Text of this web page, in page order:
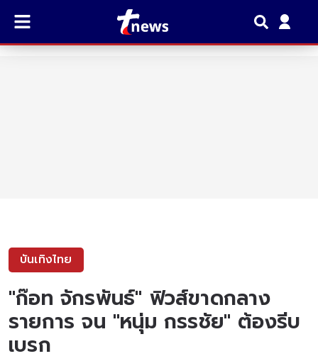
บันเทิงไทย
"ก๊อท จักรพันธ์" ฟิวส์ขาดกลาง
รายการ จน "หนุ่ม กรรชัย" ต้องรีบ
เบรก